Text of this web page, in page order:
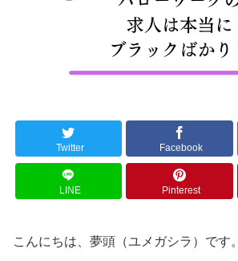
Twitter Facebook
LINE Pinterest
こんにちは、夢頭（ユメガシラ）です。